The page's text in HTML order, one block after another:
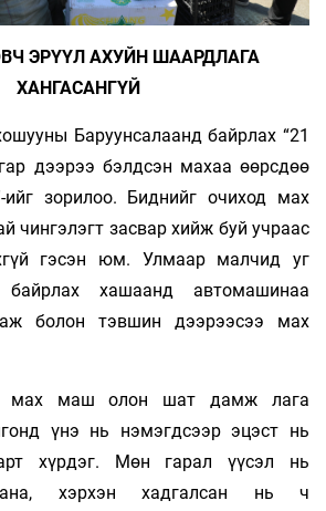
ЭРҮҮЛ АХУЙН ШААРДЛАГА
ХАНГАСАНГҮЙ
Баруунсалаанд байрлах “21
дээрээ бэлдсэн махаа өөрсдөө
ийг зорилоо. Биднийг очиход мах
чингэлэгт засвар хийж буй учраас
гэсэн юм. Улмаар малчид уг
хашаанд автомашинаа
болон тэвшин дээрээсээ мах
мах маш олон шат дамж лага
үнэ нь нэмэгдсээр эцэст нь
хүрдэг. Мөн гарал үүсэл нь
хэрхэн хадгалсан нь ч